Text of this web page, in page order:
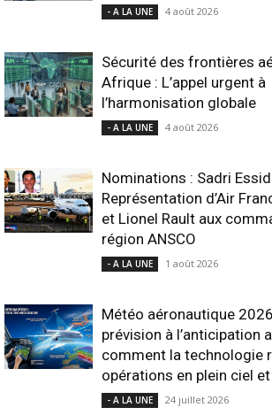
- A LA UNE 4 août 2026
Sécurité des frontières
Afrique : L’appel urgent à
l’harmonisation globale
- A LA UNE 4 août 2026
Nominations : Sadri
Représentation d’Air
et Lionel Rault aux
région ANSCO
- A LA UNE 1 août 2026
Météo aéronautique
prévision à l’anticipation
comment la technologie
opérations en plein ciel
- A LA UNE 24 juillet 2026